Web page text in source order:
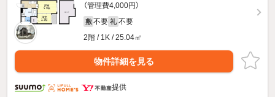
（管理費4,000円）
敷 不要 礼 不要
2階 / 1K / 25.04㎡
物件詳細を見る
提供